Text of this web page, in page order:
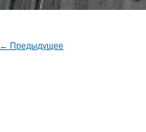
← Предыдущее